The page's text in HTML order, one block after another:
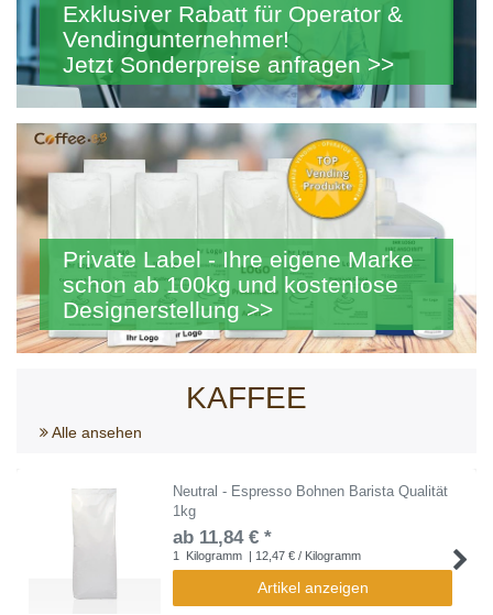
Exklusiver Rabatt für Operator &
Vendingunternehmer!
Jetzt Sonderpreise anfragen >>
Private Label - Ihre eigene Marke
schon ab 100kg und kostenlose
Designerstellung >>
KAFFEE
Alle ansehen
Neutral - Espresso Bohnen Barista Qualität
1kg
ab 11,84 € *
1 Kilogramm | 12,47 € / Kilogramm
Artikel anzeigen